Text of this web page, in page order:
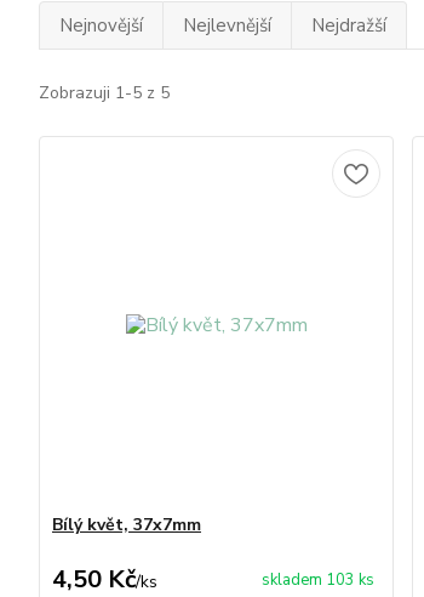
Nejnovější Nejlevnější Nejdražší
Zobrazuji 1-5 z 5
Bílý květ, 37x7mm
4,50 Kč/ks skladem 103 ks